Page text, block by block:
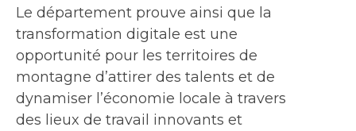
Le département prouve ainsi que la
transformation digitale est une
opportunité pour les territoires de
montagne d’attirer des talents et de
dynamiser l’économie locale à travers
des lieux de travail innovants et